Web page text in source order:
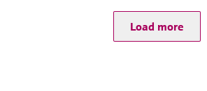
Load more